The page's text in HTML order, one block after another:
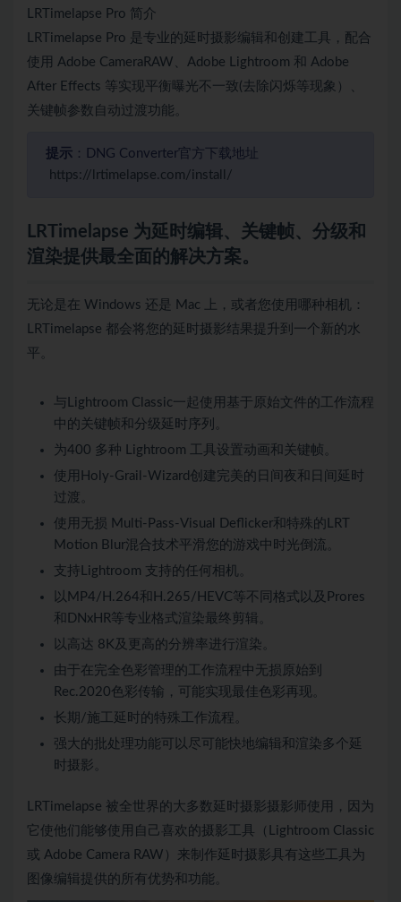
LRTimelapse Pro 简介
LRTimelapse Pro 是专业的延时摄影编辑和创建工具，配合
使用 Adobe CameraRAW、Adobe Lightroom 和 Adobe
After Effects 等实现平衡曝光不一致(去除闪烁等现象）、
关键帧参数自动过渡功能。
提示 ：DNG Converter官方下载地址
https://lrtimelapse.com/install/
LRTimelapse 为延时编辑、关键帧、分级和
渲染提供最全面的解决方案。
无论是在 Windows 还是 Mac 上，或者您使用哪种相机：
LRTimelapse 都会将您的延时摄影结果提升到一个新的水
平。
与Lightroom Classic一起使用基于原始文件的工作流程
中的关键帧和分级延时序列。
为400 多种 Lightroom 工具设置动画和关键帧。
使用Holy-Grail-Wizard创建完美的日间夜和日间延时
过渡。
使用无损 Multi-Pass-Visual Deflicker和特殊的LRT
Motion Blur混合技术平滑您的游戏中时光倒流。
支持Lightroom 支持的任何相机。
以MP4/H.264和H.265/HEVC等不同格式以及Prores
和DNxHR等专业格式渲染最终剪辑。
以高达 8K及更高的分辨率进行渲染。
由于在完全色彩管理的工作流程中无损原始到
Rec.2020色彩传输，可能实现最佳色彩再现。
长期/施工延时的特殊工作流程。
强大的批处理功能可以尽可能快地编辑和渲染多个延
时摄影。
LRTimelapse 被全世界的大多数延时摄影摄影师使用，因为
它使他们能够使用自己喜欢的摄影工具（Lightroom Classic
或 Adob​​e Camera RAW）来制作延时摄影具有这些工具为
图像编辑提供的所有优势和功能。